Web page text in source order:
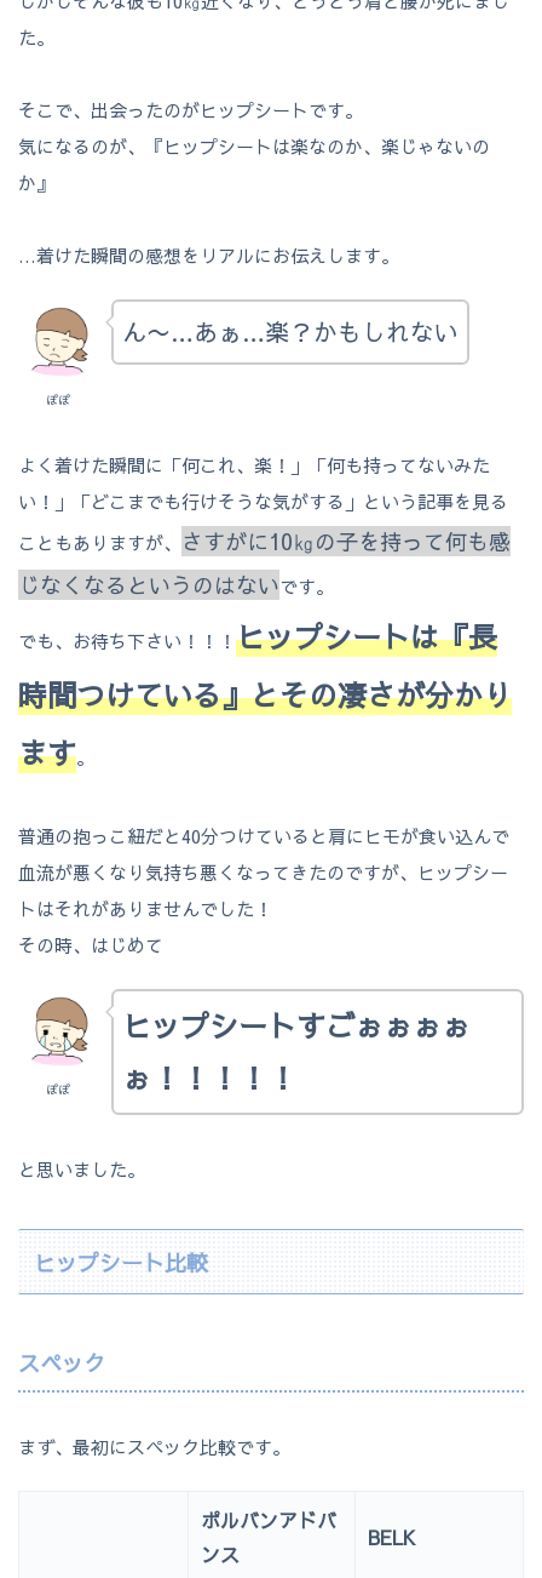
た。
そこで、出会ったのがヒップシートです。
気になるのが、『ヒップシートは楽なのか、楽じゃないの
か』
…着けた瞬間の感想をリアルにお伝えします。
ぽぽ
ん〜…あぁ…楽？かもしれない
よく着けた瞬間に「何これ、楽！」「何も持ってないみた
い！」「どこまでも行けそうな気がする」という記事を見る
こともありますが、 さすがに10㎏の子を持って何も感
じなくなるというのはないです。
でも、お待ち下さい！！！ ヒップシートは『長
時間つけている』とその凄さが分かり
ます。
普通の抱っこ紐だと40分つけていると肩にヒモが食い込んで
血流が悪くなり気持ち悪くなってきたのですが、ヒップシー
トはそれがありませんでした！
その時、はじめて
ぽぽ
ヒップシートすごぉぉぉぉ
ぉ！！！！！
と思いました。
ヒップシート比較
スペック
まず、最初にスペック比較です。
ポルバンアドバ
ンス
BELK